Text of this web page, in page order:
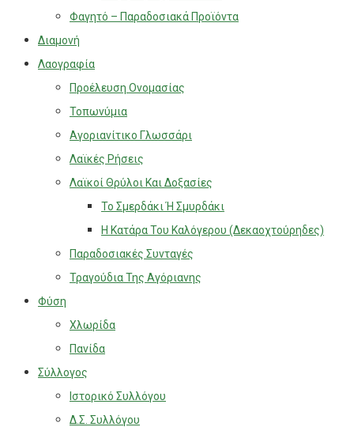
Φαγητό – Παραδοσιακά Προϊόντα
Διαμονή
Λαογραφία
Προέλευση Ονομασίας
Τοπωνύμια
Αγοριανίτικο Γλωσσάρι
Λαϊκές Ρήσεις
Λαϊκοί Θρύλοι Και Δοξασίες
Το Σμερδάκι Ή Σμυρδάκι
Η Κατάρα Του Καλόγερου (Δεκαοχτούρηδες)
Παραδοσιακές Συνταγές
Τραγούδια Της Αγόριανης
Φύση
Χλωρίδα
Πανίδα
Σύλλογος
Ιστορικό Συλλόγου
Δ.Σ. Συλλόγου